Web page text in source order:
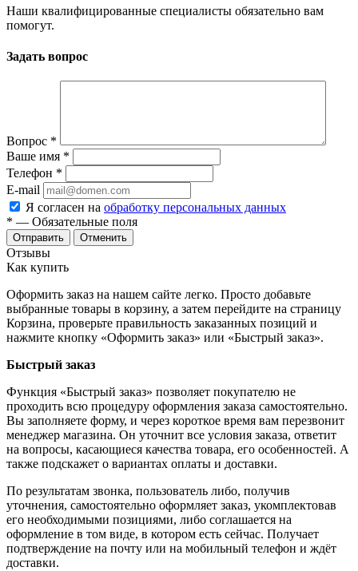
Наши квалифицированные специалисты обязательно вам
помогут.
Задать вопрос
Вопрос *
Ваше имя *
Телефон *
E-mail
Я согласен на обработку персональных данных
* — Обязательные поля
Отменить
Отзывы
Как купить
Оформить заказ на нашем сайте легко. Просто добавьте
выбранные товары в корзину, а затем перейдите на страницу
Корзина, проверьте правильность заказанных позиций и
нажмите кнопку «Оформить заказ» или «Быстрый заказ».
Быстрый заказ
Функция «Быстрый заказ» позволяет покупателю не
проходить всю процедуру оформления заказа самостоятельно.
Вы заполняете форму, и через короткое время вам перезвонит
менеджер магазина. Он уточнит все условия заказа, ответит
на вопросы, касающиеся качества товара, его особенностей. А
также подскажет о вариантах оплаты и доставки.
По результатам звонка, пользователь либо, получив
уточнения, самостоятельно оформляет заказ, укомплектовав
его необходимыми позициями, либо соглашается на
оформление в том виде, в котором есть сейчас. Получает
подтверждение на почту или на мобильный телефон и ждёт
доставки.